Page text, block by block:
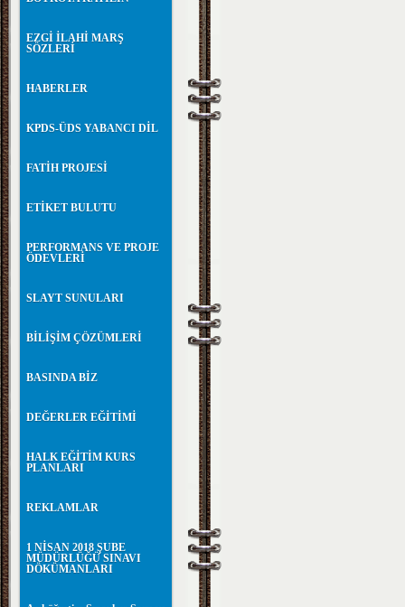
EZGİ İLAHİ MARŞ
SÖZLERİ
HABERLER
KPDS-ÜDS YABANCI DİL
FATİH PROJESİ
ETİKET BULUTU
PERFORMANS VE PROJE
ÖDEVLERİ
SLAYT SUNULARI
BİLİŞİM ÇÖZÜMLERİ
BASINDA BİZ
DEĞERLER EĞİTİMİ
HALK EĞİTİM KURS
PLANLARI
REKLAMLAR
1 NİSAN 2018 ŞUBE
MÜDÜRLÜĞÜ SINAVI
DÖKÜMANLARI